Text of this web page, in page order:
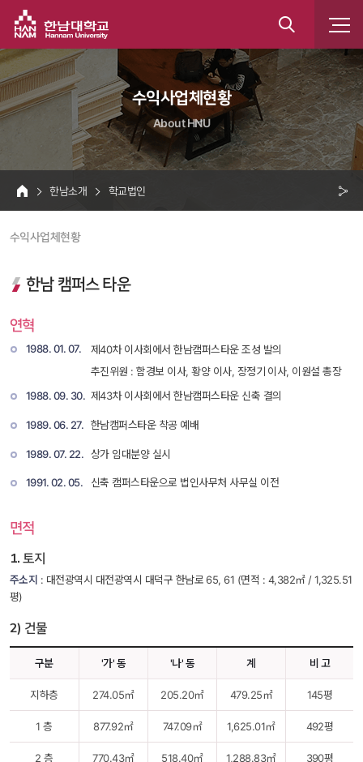
통
합
검
색
수익사업체현황
About HNU
HOME
한남소개 학교법인
수익사업체현황
한남 캠퍼스 타운
연혁
1988. 01. 07.
제40차 이사회에서 한남캠퍼스타운 조성 발의
추진위원 : 함경보 이사, 황양 이사, 장정기 이사, 이원설 총장
1988. 09. 30. 제43차 이사회에서 한남캠퍼스타운 신축 결의
1989. 06. 27. 한남캠퍼스타운 착공 예배
1989. 07. 22. 상가 임대분양 실시
1991. 02. 05. 신축 캠퍼스타운으로 법인사무처 사무실 이전
면적
1. 토지
주소지 : 대전광역시 대전광역시 대덕구 한남로 65, 61 (면적 : 4,382㎡ / 1,325.51
평)
2) 건물
구분 '가' 동 '나' 동 계 비 고
지하층 274.05㎡ 205.20㎡ 479.25㎡ 145평
1 층 877.92㎡ 747.09㎡ 1,625.01㎡ 492평
2 층 770.43㎡ 518.40㎡ 1,288.83㎡ 390평